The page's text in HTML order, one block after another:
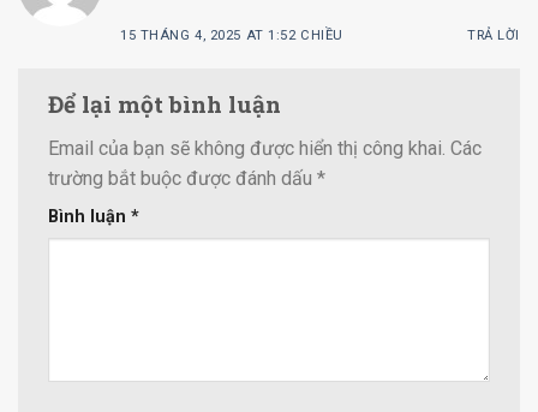
15 THÁNG 4, 2025 AT 1:52 CHIỀU TRẢ LỜI
Để lại một bình luận
Email của bạn sẽ không được hiển thị công khai. Các
trường bắt buộc được đánh dấu *
Bình luận *